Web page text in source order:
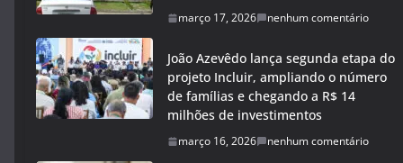
março 17, 2026 nenhum comentário
João Azevêdo lança segunda etapa do
projeto Incluir, ampliando o número
de famílias e chegando a R$ 14
milhões de investimentos
março 16, 2026 nenhum comentário